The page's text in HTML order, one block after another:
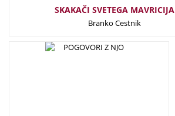
SKAKAČI SVETEGA MAVRICIJA
Branko Cestnik